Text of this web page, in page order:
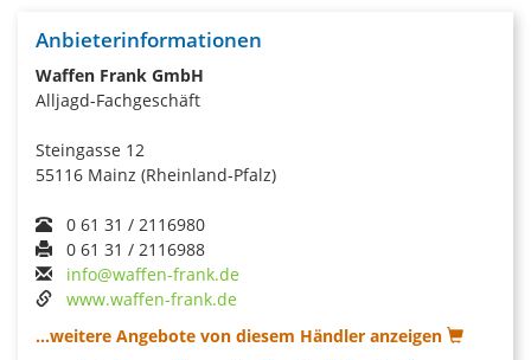
Anbieterinformationen
Waffen Frank GmbH
Alljagd-Fachgeschäft
Steingasse 12
55116 Mainz (Rheinland-Pfalz)
0 61 31 / 2116980
0 61 31 / 2116988
info@waffen-frank.de
www.waffen-frank.de
...weitere Angebote von diesem Händler anzeigen